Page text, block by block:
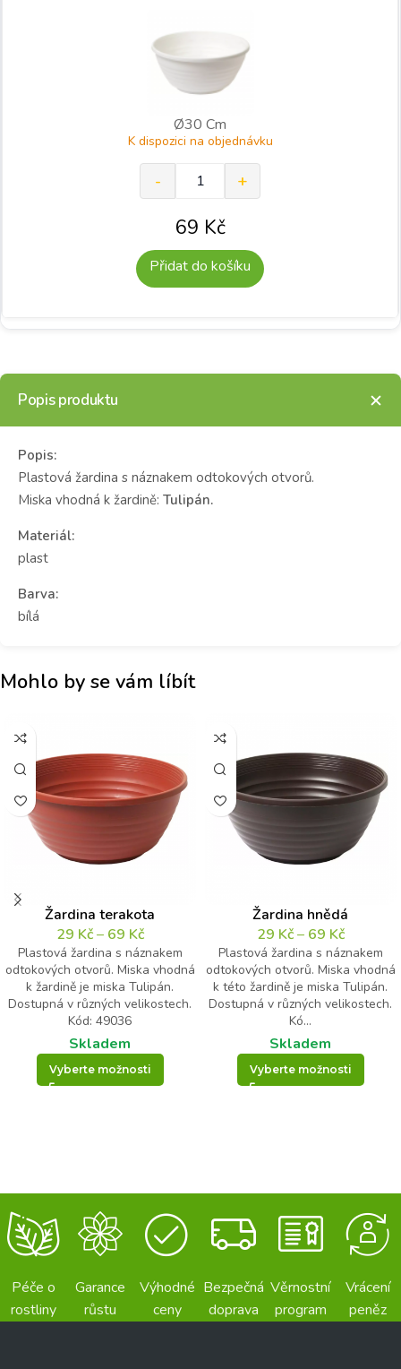
Ø30 Cm
K dispozici na objednávku
69 Kč
Přidat do košíku
Popis produktu
Popis:
Plastová žardina s náznakem odtokových otvorů.
Miska vhodná k žardině: Tulipán.
Materiál:
plast
Barva:
bílá
Mohlo by se vám líbít
Žardina terakota
29 Kč– 69 Kč
Plastová žardina s náznakem
odtokových otvorů. Miska vhodná
k žardině je miska Tulipán.
Dostupná v různých velikostech.
Kód: 49036
Skladem
Vyberte možnosti
Žardina hnědá
29 Kč– 69 Kč
Plastová žardina s náznakem
odtokových otvorů. Miska vhodná
k této žardině je miska Tulipán.
Dostupná v různých velikostech.
Kó...
Skladem
Vyberte možnosti
Péče o
rostliny
Garance
růstu
Výhodné
ceny
Bezpečná
doprava
Věrnostní
program
Vrácení
peněz